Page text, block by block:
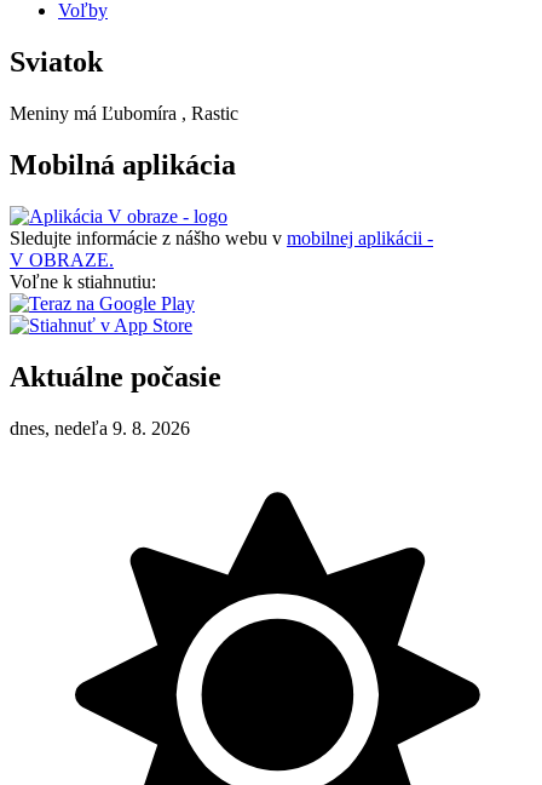
Voľby
Sviatok
Meniny má Ľubomíra , Rastic
Mobilná aplikácia
Sledujte informácie z nášho webu v mobilnej aplikácii -
V OBRAZE.
Voľne k stiahnutiu:
Aktuálne počasie
dnes, nedeľa 9. 8. 2026